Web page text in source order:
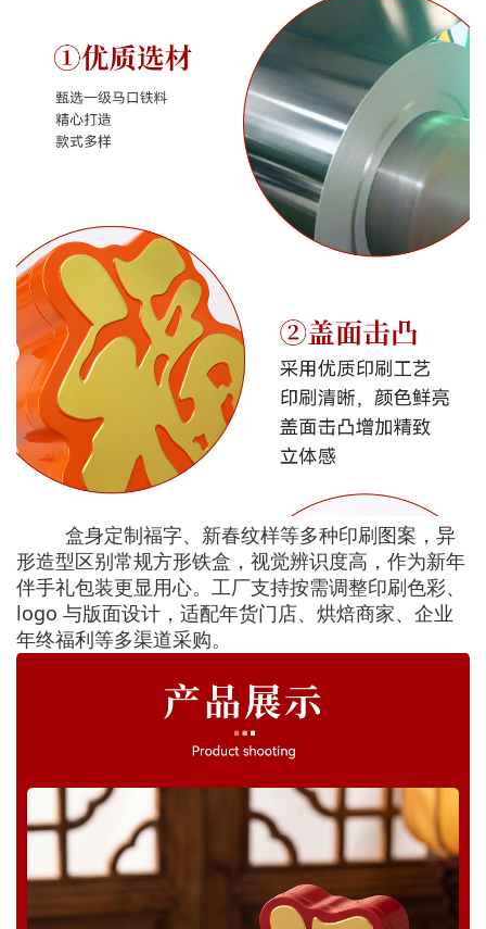
盒身定制福字、新春纹样等多种印刷图案，异
形造型区别常规方形铁盒，视觉辨识度高，作为新年
伴手礼包装更显用心。工厂支持按需调整印刷色彩、
logo 与版面设计，适配年货门店、烘焙商家、企业
年终福利等多渠道采购。